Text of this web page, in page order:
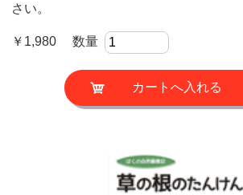
さい。
￥1,980 数量